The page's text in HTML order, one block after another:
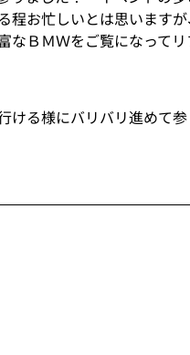
程お忙しいとは思います
なＢＭＷをご覧になって
ける様にバリバリ進めて